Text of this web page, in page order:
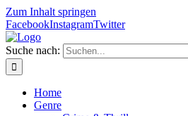
Zum Inhalt springen
FacebookInstagramTwitter
Suche nach:
Home
Genre